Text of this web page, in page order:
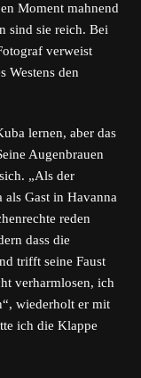
Moment mahnend
sind sie reich. Bei
verweist
Westens den
lernen, aber das
Augenbrauen
„Als der
als Gast in Havanna
reden
dass die
trifft seine Faust
verharmlosen, ich
wiederholt er mit
ich die Klappe